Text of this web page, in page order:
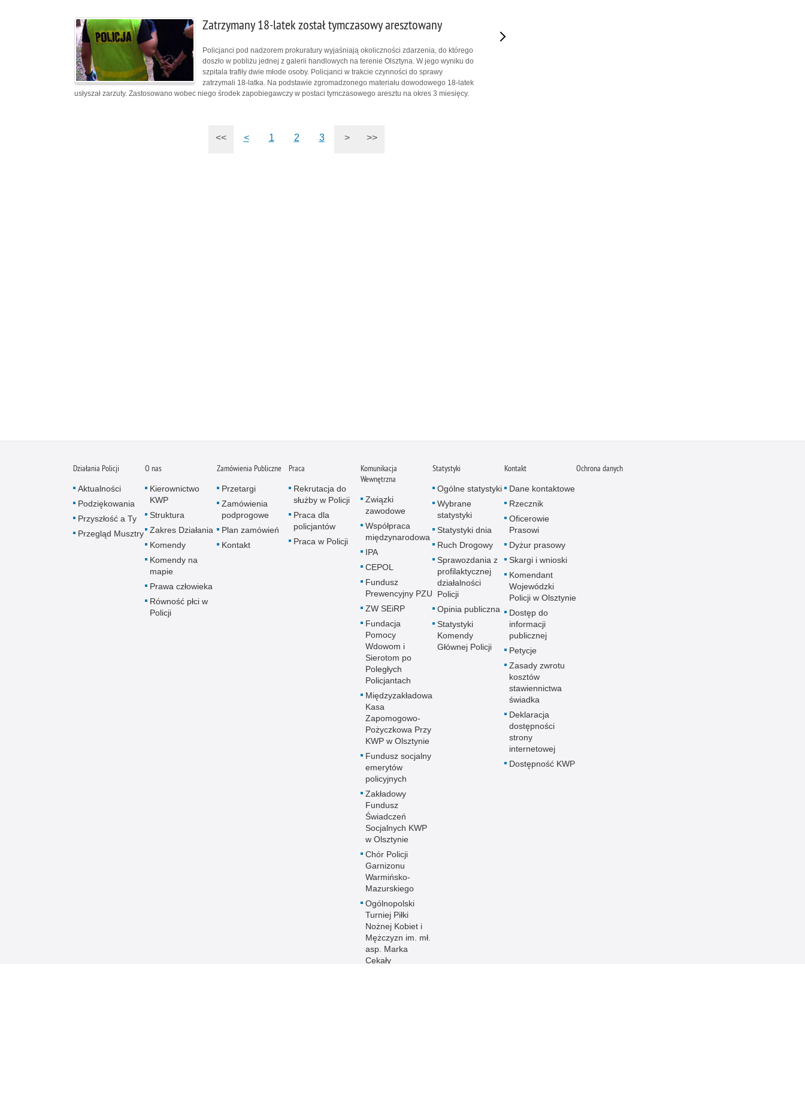
Zatrzymany 18-latek został tymczasowy aresztowany
Policjanci pod nadzorem prokuratury wyjaśniają okoliczności zdarzenia, do którego
doszło w pobliżu jednej z galerii handlowych na terenie Olsztyna. W jego wyniku do
szpitala trafiły dwie młode osoby. Policjanci w trakcie czynności do sprawy
zatrzymali 18-latka. Na podstawie zgromadzonego materiału dowodowego 18-latek
usłyszał zarzuty. Zastosowano wobec niego środek zapobiegawczy w postaci tymczasowego aresztu na okres 3 miesięcy.
<< < 1 2 3 > >>
Działania Policji
Aktualności
Podziękowania
Przyszłość a Ty
Przegląd Musztry
O nas
Kierownictwo
KWP
Struktura
Zakres Działania
Komendy
Komendy na
mapie
Prawa człowieka
Równość płci w
Policji
Zamówienia Publiczne
Przetargi
Zamówienia
podprogowe
Plan zamówień
Kontakt
Praca
Rekrutacja do
służby w Policji
Praca dla
policjantów
Praca w Policji
Komunikacja
Wewnętrzna
Związki
zawodowe
Współpraca
międzynarodowa
IPA
CEPOL
Fundusz
Prewencyjny PZU
ZW SEiRP
Fundacja
Pomocy
Wdowom i
Sierotom po
Poległych
Policjantach
Międzyzakładowa
Kasa
Zapomogowo-
Pożyczkowa Przy
KWP w Olsztynie
Fundusz socjalny
emerytów
policyjnych
Zakładowy
Fundusz
Świadczeń
Socjalnych KWP
w Olsztynie
Chór Policji
Garnizonu
Warmińsko-
Mazurskiego
Ogólnopolski
Turniej Piłki
Nożnej Kobiet i
Mężczyzn im. mł.
asp. Marka
Cekały
Statystyki
Ogólne statystyki
Wybrane
statystyki
Statystyki dnia
Ruch Drogowy
Sprawozdania z
profilaktycznej
działalności
Policji
Opinia publiczna
Statystyki
Komendy
Głównej Policji
Kontakt
Dane kontaktowe
Rzecznik
Oficerowie
Prasowi
Dyżur prasowy
Skargi i wnioski
Komendant
Wojewódzki
Policji w Olsztynie
Dostęp do
informacji
publicznej
Petycje
Zasady zwrotu
kosztów
stawiennictwa
świadka
Deklaracja
dostępności
strony
internetowej
Dostępność KWP
Ochrona danych